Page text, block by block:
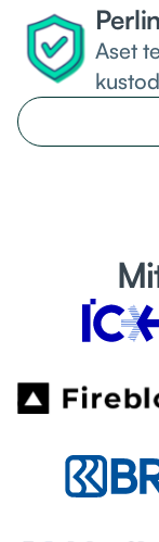
Aset